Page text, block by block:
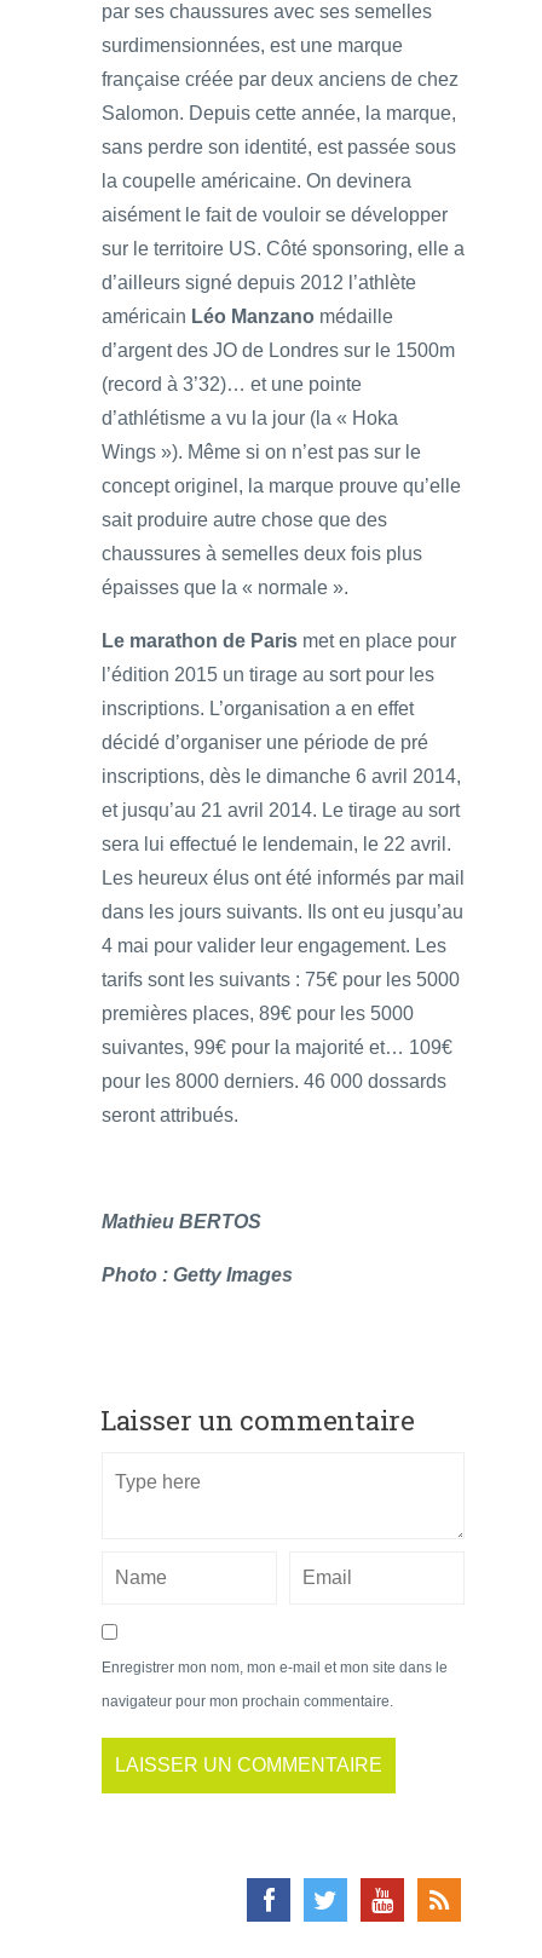
par ses chaussures avec ses semelles
surdimensionnées, est une marque
française créée par deux anciens de chez
Salomon. Depuis cette année, la marque,
sans perdre son identité, est passée sous
la coupelle américaine. On devinera
aisément le fait de vouloir se développer
sur le territoire US. Côté sponsoring, elle a
d’ailleurs signé depuis 2012 l’athlète
américain Léo Manzano médaille
d’argent des JO de Londres sur le 1500m
(record à 3’32)… et une pointe
d’athlétisme a vu la jour (la « Hoka
Wings »). Même si on n’est pas sur le
concept originel, la marque prouve qu’elle
sait produire autre chose que des
chaussures à semelles deux fois plus
épaisses que la « normale ».
Le marathon de Paris met en place pour
l’édition 2015 un tirage au sort pour les
inscriptions. L’organisation a en effet
décidé d’organiser une période de pré
inscriptions, dès le dimanche 6 avril 2014,
et jusqu’au 21 avril 2014. Le tirage au sort
sera lui effectué le lendemain, le 22 avril.
Les heureux élus ont été informés par mail
dans les jours suivants. Ils ont eu jusqu’au
4 mai pour valider leur engagement. Les
tarifs sont les suivants : 75€ pour les 5000
premières places, 89€ pour les 5000
suivantes, 99€ pour la majorité et… 109€
pour les 8000 derniers. 46 000 dossards
seront attribués.
Mathieu BERTOS
Photo : Getty Images
Laisser un commentaire
Enregistrer mon nom, mon e-mail et mon site dans le
navigateur pour mon prochain commentaire.